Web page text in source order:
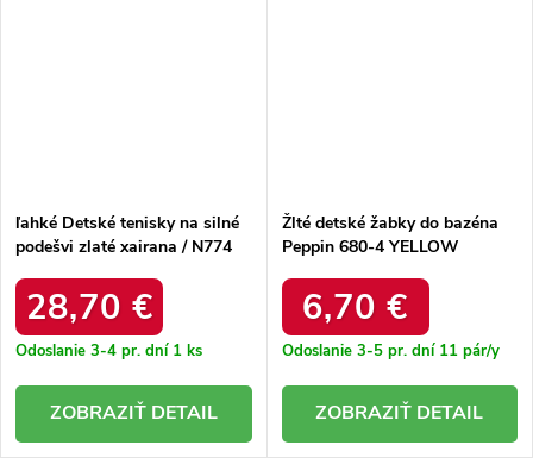
ľahké Detské tenisky na silné
podešvi zlaté xairana / N774
28,70 €
Odoslanie 3-4 pr. dní 1 ks
DETAIL
Žlté detské žabky do bazéna
Peppin 680-4 YELLOW
6,70 €
Odoslanie 3-5 pr. dní 11 pár/y
DETAIL